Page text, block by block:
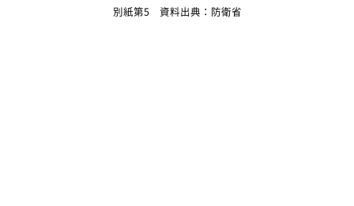
別紙第5 資料出典：防衛省